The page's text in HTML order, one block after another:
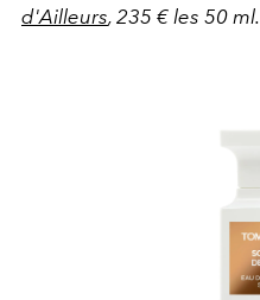
d'Ailleurs, 235 € les 50 ml.